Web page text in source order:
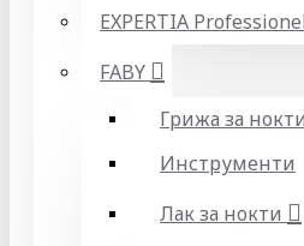
EXPERTIA Professionel
FABY
Грижа за
Инструменти
Лак за нокти